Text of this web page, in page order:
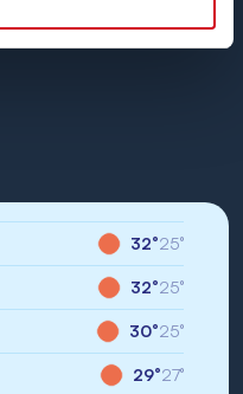
32°25°
32°25°
30°25°
29°27°